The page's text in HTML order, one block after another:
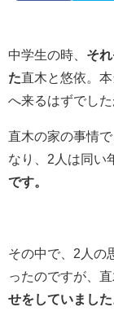
中学生の時、 そ
た直木と悠依。
へ来るはずでした
直木の家の事情
なり、2人は同い
です。
その中で、2人の
ったのですが、
せをしていました